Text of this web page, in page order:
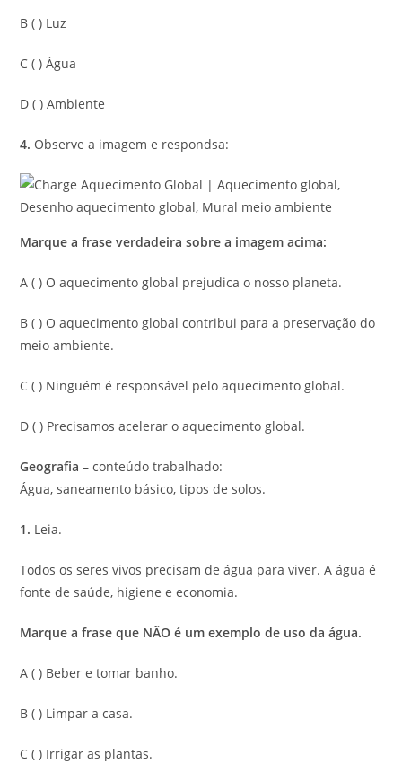
B ( ) Luz
C ( ) Água
D ( ) Ambiente
4. Observe a imagem e respondsa:
Marque a frase verdadeira sobre a imagem acima:
A ( ) O aquecimento global prejudica o nosso planeta.
B ( ) O aquecimento global contribui para a preservação do
meio ambiente.
C ( ) Ninguém é responsável pelo aquecimento global.
D ( ) Precisamos acelerar o aquecimento global.
Geografia – conteúdo trabalhado:
Água, saneamento básico, tipos de solos.
1. Leia.
Todos os seres vivos precisam de água para viver. A água é
fonte de saúde, higiene e economia.
Marque a frase que NÃO é um exemplo de uso da água.
A ( ) Beber e tomar banho.
B ( ) Limpar a casa.
C ( ) Irrigar as plantas.